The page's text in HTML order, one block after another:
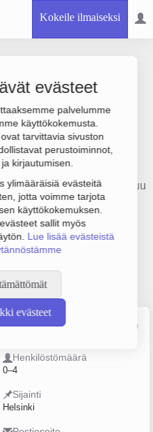
Kokeile ilmaiseksi
evästeet
palvelumme
käyttökokemusta.
tarvittavia sivuston
perustoiminnot,
kirjautumisen.
ylimääräisiä evästeitä
jotta voimme tarjota
käyttökokemuksen.
sallit myös
Lue lisää evästeistä
evästeet
Oy
liikevaihto on 793 000 €,
3. Sen päätoimiala on Muu
ja vapaa-ajan tuotteiden
1978 ja sijainti Helsinki.
(OY).
Päättäjätiedot
Lähde: YTJ, PRH, Traficom
Henkilöstömäärä
0–4
Sijainti
Helsinki